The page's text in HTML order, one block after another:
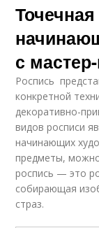
с
Роспись
конкретной
декоративно-
видов росписи
начинающих
предметы,
роспись — это
собирающая
страз.